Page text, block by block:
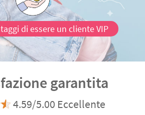
di essere un cliente VIP
garantita
4.59/5.00 Eccellente